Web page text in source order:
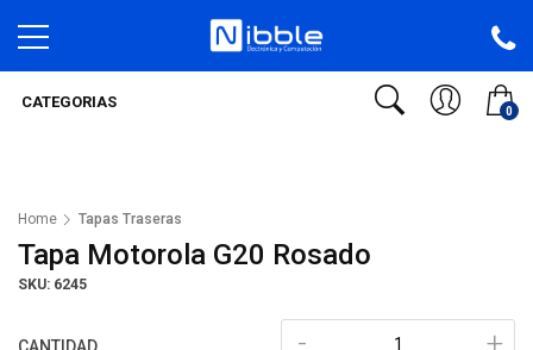
0
CATEGORIAS
Home Tapas Traseras
Tapa Motorola G20 Rosado
SKU: 6245
+
-